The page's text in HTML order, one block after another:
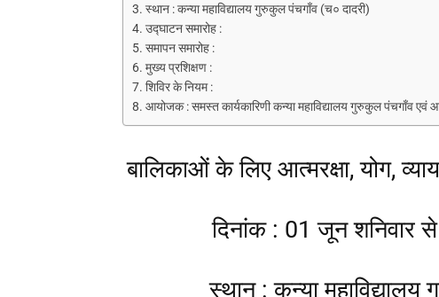
स्थान : कन्या महाविद्यालय गुरुकुल पंचगाँव (च० दादरी)
उद्घाटन समारोह :
समापन समारोह :
मुख्य प्रशिक्षण :
शिविर के नियम :
आयोजक : समस्त कार्यकारिणी कन्या महाविद्यालय गुरुकुल पंचगाँव एवं
बालिकाओं के लिए आत्मरक्षा, योग,
दिनांक : 01 जून शनिवार
स्थान : कन्या